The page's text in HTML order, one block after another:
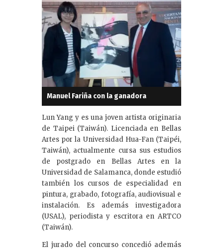
Manuel Fariña con la ganadora
Lun Yang y es una joven artista originaria
de Taipei (Taiwán). Licenciada en Bellas
Artes por la Universidad Hua-Fan (Taipéi,
Taiwán), actualmente cursa sus estudios
de postgrado en Bellas Artes en la
Universidad de Salamanca, donde estudió
también los cursos de especialidad en
pintura, grabado, fotografía, audiovisual e
instalación. Es además investigadora
(USAL), periodista y escritora en ARTCO
(Taiwán).
El jurado del concurso concedió además